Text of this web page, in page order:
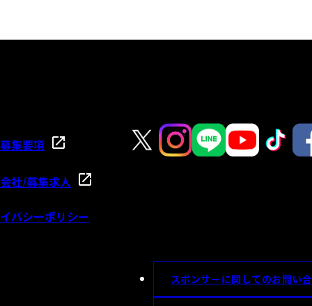
集要項
社/募集求人
バシーポリシー
スポンサーに関してのお問い